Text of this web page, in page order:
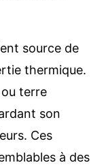
source de
thermique.
terre
son
Ces
à des